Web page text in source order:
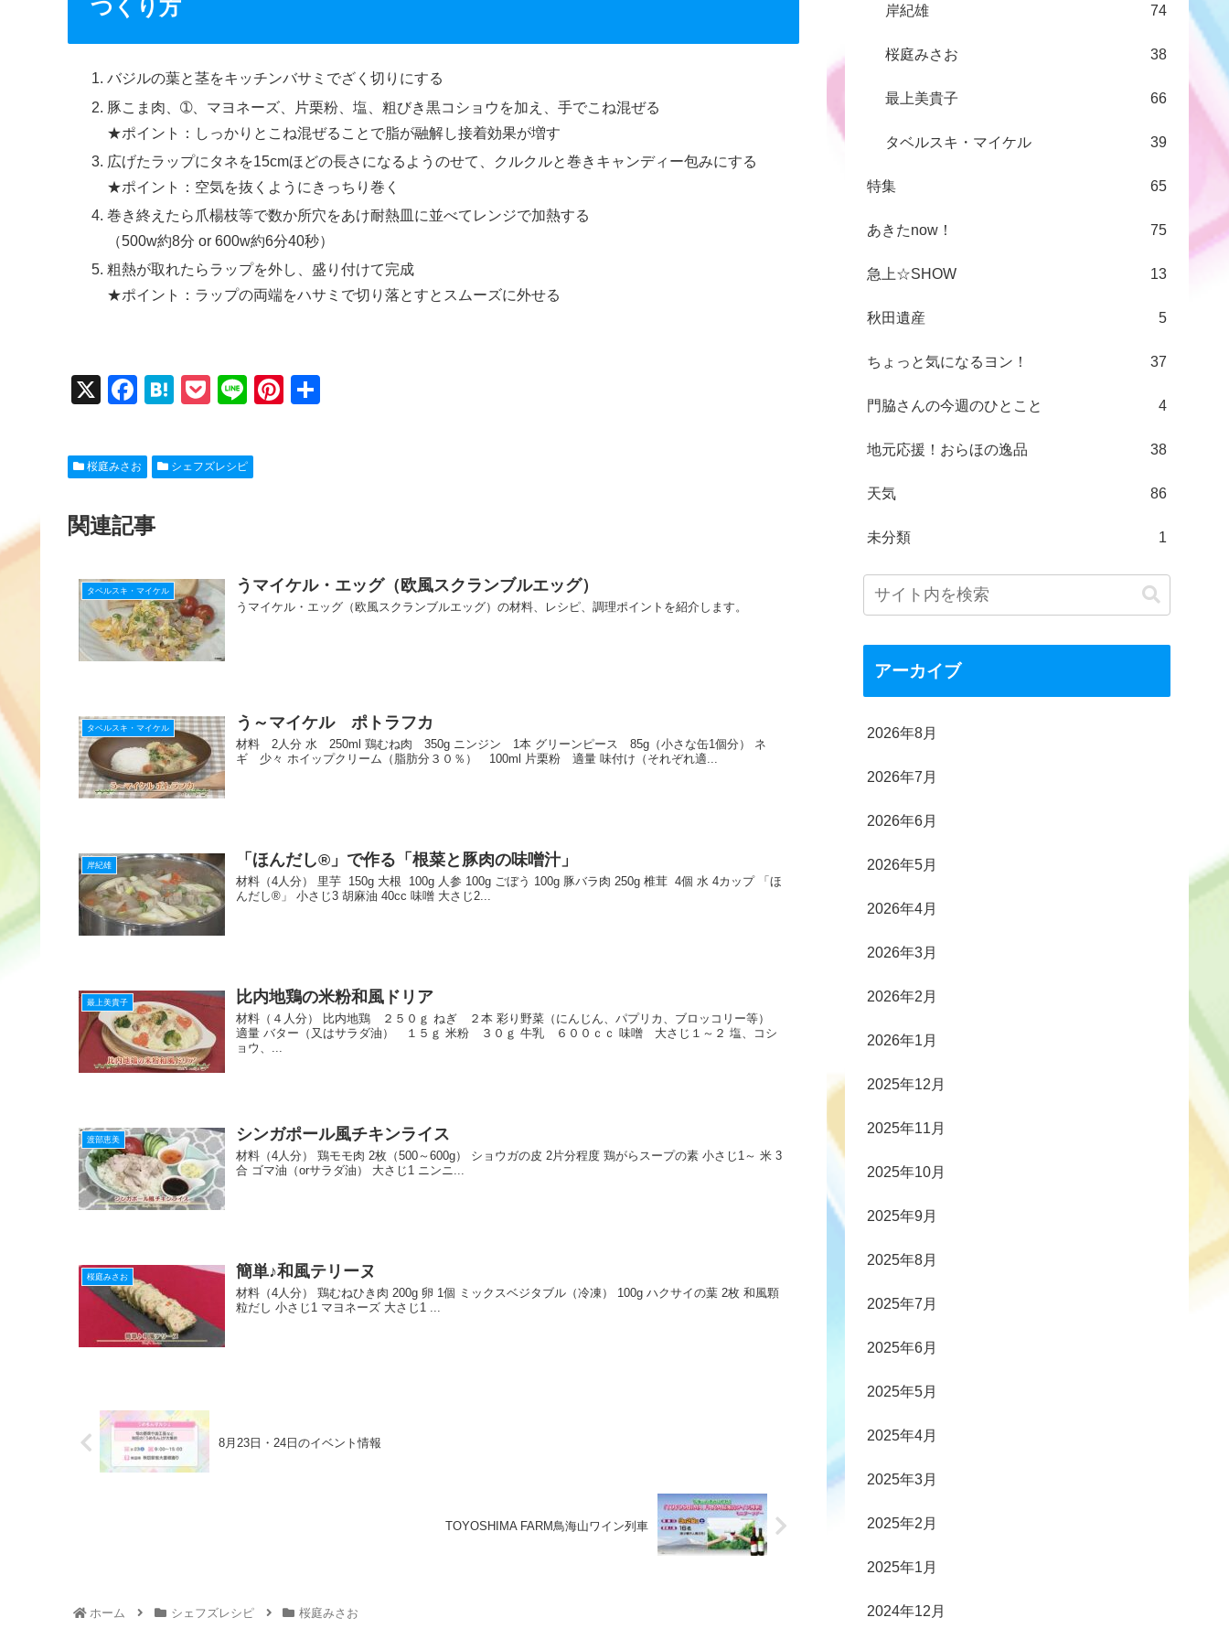
つくり方
バジルの葉と茎をキッチンバサミでざく切りにする
豚こま肉、➀、マヨネーズ、片栗粉、塩、粗びき黒コショウを加え、手でこね混ぜる
★ポイント：しっかりとこね混ぜることで脂が融解し接着効果が増す
広げたラップにタネを15cmほどの長さになるようのせて、クルクルと巻きキャンディー包みにする
★ポイント：空気を抜くようにきっちり巻く
巻き終えたら爪楊枝等で数か所穴をあけ耐熱皿に並べてレンジで加熱する
（500w約8分 or 600w約6分40秒）
粗熱が取れたらラップを外し、盛り付けて完成
★ポイント：ラップの両端をハサミで切り落とすとスムーズに外せる
X
F
c
e
b
o
k
H
e
n
P
ck
et
Li
e
Pi
桜庭みさお シェフズレシピ
関連記事
タベルスキ・マイケル うマイケル・エッグ（欧風スクランブルエッグ）
うマイケル・エッグ（欧風スクランブルエッグ）の材料、レシピ、調理ポイントを紹介します。
タベルスキ・マイケル う～マイケル ポトラフカ
材料 2人分 水 250ml 鶏むね肉 350g ニンジン 1本 グリーンピース 85g（小さな缶1個分） ネ
ギ 少々 ホイップクリーム（脂肪分３０％） 100ml 片栗粉 適量 味付け（それぞれ適...
岸紀雄 「ほんだし®」で作る「根菜と豚肉の味噌汁」
材料（4人分） 里芋 150g 大根 100g 人参 100g ごぼう 100g 豚バラ肉 250g 椎茸 4個 水 4カップ 「ほ
んだし®」 小さじ3 胡麻油 40cc 味噌 大さじ2...
最上美貴子 比内地鶏の米粉和風ドリア
材料（４人分） 比内地鶏 ２５０ｇ ねぎ ２本 彩り野菜（にんじん、パプリカ、ブロッコリー等）
適量 バター（又はサラダ油） １５ｇ 米粉 ３０ｇ 牛乳 ６００ｃｃ 味噌 大さじ１～２ 塩、コシ
ョウ、...
渡部恵美 シンガポール風チキンライス
材料（4人分） 鶏モモ肉 2枚（500～600g） ショウガの皮 2片分程度 鶏がらスープの素 小さじ1～ 米 3
合 ゴマ油（orサラダ油） 大さじ1 ニンニ...
桜庭みさお 簡単♪和風テリーヌ
材料（4人分） 鶏むねひき肉 200g 卵 1個 ミックスベジタブル（冷凍） 100g ハクサイの葉 2枚 和風顆
粒だし 小さじ1 マヨネーズ 大さじ1 ...
8月23日・24日のイベント情報
TOYOSHIMA FARM鳥海山ワイン列車
ホーム シェフズレシピ 桜庭みさお
岸紀雄 74
桜庭みさお 38
最上美貴子 66
タベルスキ・マイケル 39
特集 65
あきたnow！ 75
急上☆SHOW 13
秋田遺産 5
ちょっと気になるヨン！ 37
門脇さんの今週のひとこと 4
地元応援！おらほの逸品 38
天気 86
未分類 1
アーカイブ
2026年8月
2026年7月
2026年6月
2026年5月
2026年4月
2026年3月
2026年2月
2026年1月
2025年12月
2025年11月
2025年10月
2025年9月
2025年8月
2025年7月
2025年6月
2025年5月
2025年4月
2025年3月
2025年2月
2025年1月
2024年12月